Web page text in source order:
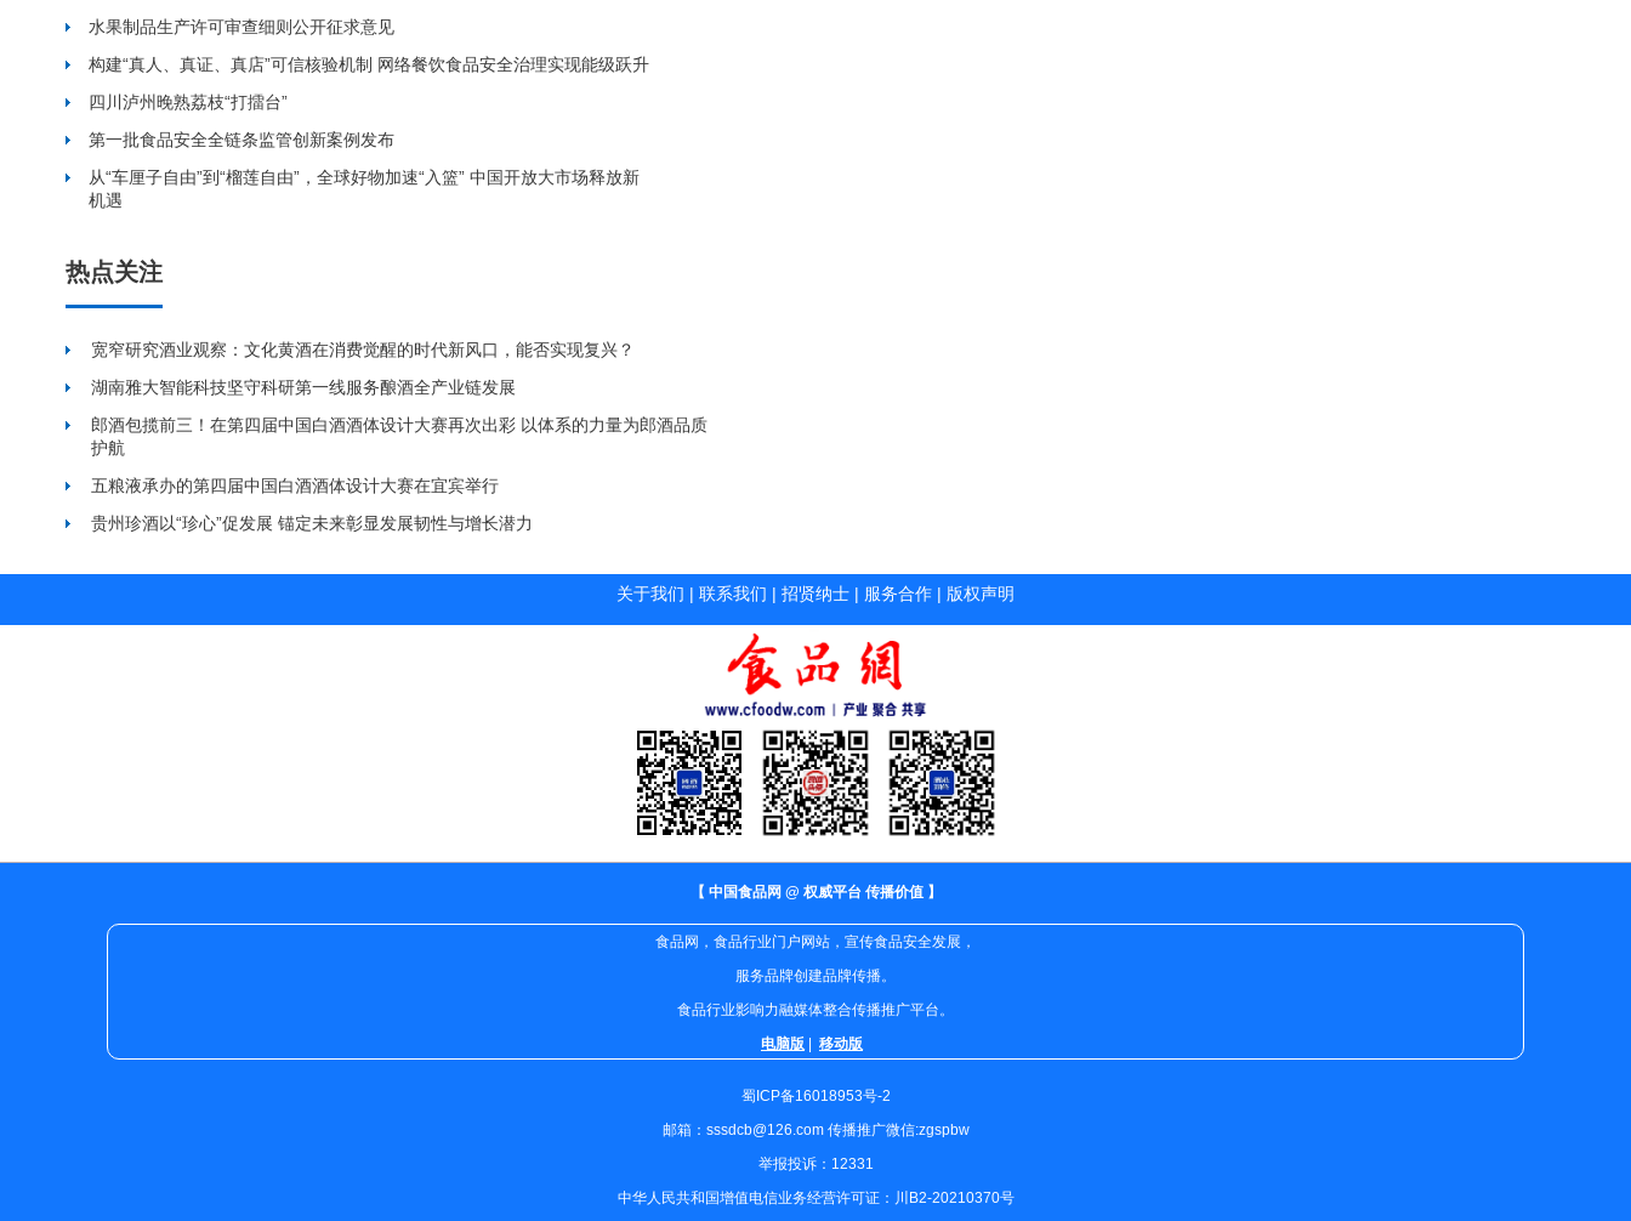
水果制品生产许可审查细则公开征求意见
构建“真人、真证、真店”可信核验机制 网络餐饮食品安全治理实现能级跃升
四川泸州晚熟荔枝“打擂台”
第一批食品安全全链条监管创新案例发布
从“车厘子自由”到“榴莲自由”，全球好物加速“入篮” 中国开放大市场释放新
机遇
热点关注
宽窄研究酒业观察：文化黄酒在消费觉醒的时代新风口，能否实现复兴？
湖南雅大智能科技坚守科研第一线服务酿酒全产业链发展
郎酒包揽前三！在第四届中国白酒酒体设计大赛再次出彩 以体系的力量为郎酒品质
护航
五粮液承办的第四届中国白酒酒体设计大赛在宜宾举行
贵州珍酒以“珍心”促发展 锚定未来彰显发展韧性与增长潜力
关于我们 | 联系我们 | 招贤纳士 | 服务合作 | 版权声明
【 中国食品网 @ 权威平台 传播价值 】
食品网，食品行业门户网站，宣传食品安全发展，
服务品牌创建品牌传播。
食品行业影响力融媒体整合传播推广平台。
电脑版| 移动版
蜀ICP备16018953号-2
邮箱：sssdcb@126.com 传播推广微信:zgspbw
举报投诉：12331
中华人民共和国增值电信业务经营许可证：川B2-20210370号